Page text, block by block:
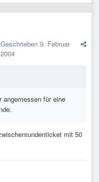
Geschrieben 9. Februar
2004
für eine
mit 50